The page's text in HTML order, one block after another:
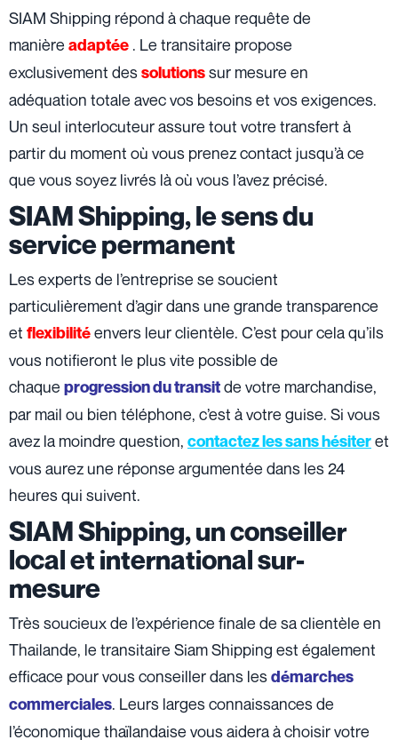
SIAM Shipping répond à chaque requête de
manière adaptée . Le transitaire propose
exclusivement dessolutionssur mesure en
adéquation totale avec vos besoins et vos exigences.
Un seul interlocuteur assure tout votre transfert à
partir du moment où vous prenez contact jusqu’à ce
que vous soyez livrés là où vous l’avez précisé.
SIAM Shipping, le sens du
service permanent
Les experts de l’entreprise se soucient
particulièrement d’agir dans une grande transparence
et flexibilitéenvers leur clientèle. C’est pour cela qu’ils
vous notifieront le plus vite possible de
chaque progression du transitde votre marchandise,
par mail ou bien téléphone, c’est à votre guise. Si vous
avez la moindre question, contactez les sans hésiteret
vous aurez une réponse argumentée dans les 24
heures qui suivent.
SIAM Shipping, un conseiller
local et international sur-
mesure
Très soucieux de l’expérience finale de sa clientèle en
Thailande, le transitaire Siam Shipping est également
efficace pour vous conseiller dans lesdémarches
commerciales. Leurs larges connaissances de
l’économique thaïlandaise vous aidera à choisir votre